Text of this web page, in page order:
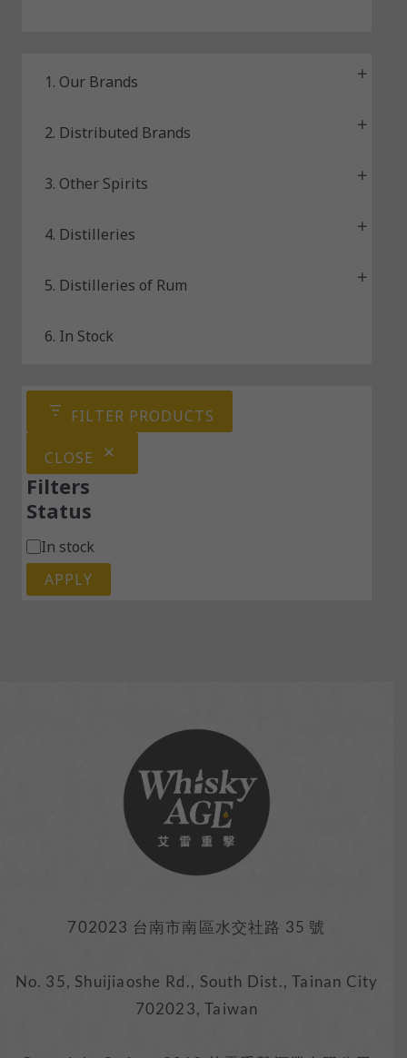
1. Our Brands
2. Distributed Brands
3. Other Spirits
4. Distilleries
5. Distilleries of Rum
6. In Stock
FILTER PRODUCTS
CLOSE
Filters
Status
In stock
APPLY
702023 台南市南區水交社路 35 號
No. 35, Shuijiaoshe Rd., South Dist., Tainan City
702023, Taiwan